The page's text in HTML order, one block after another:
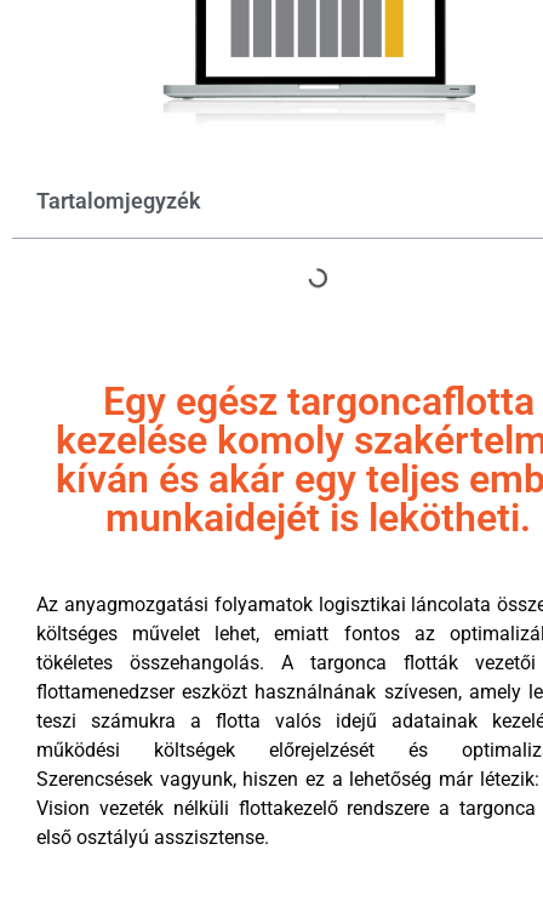
Tartalomjegyzék
Egy egész targoncaflotta
kezelése komoly
kíván és akár egy teljes
munkaidejét is lekötheti.
Az anyagmozgatási folyamatok logisztikai láncolata
költséges művelet lehet, emiatt fontos az
tökéletes összehangolás. A targonca flották
flottamenedzser eszközt használnának szívesen, amely
teszi számukra a flotta valós idejű adatainak
működési költségek előrejelzését és
Szerencsések vagyunk, hiszen ez a lehetőség már
Vision vezeték nélküli flottakezelő rendszere a
első osztályú asszisztense.